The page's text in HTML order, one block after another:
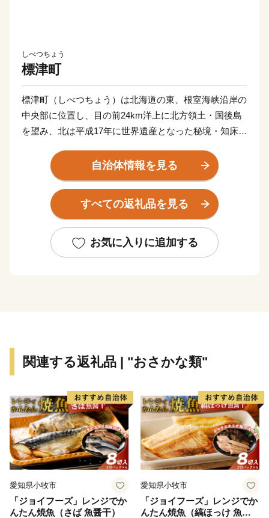
しべつちょう
標津町
標津町（しべつちょう）は北海道の東、根室海峡沿岸の
中央部に位置し、目の前24km洋上に北方領土・国後島
を望み、北は平成17年に世界遺産となった秘境・知床半
による登録湿地となった原生花園と野鳥の宝庫・野付半
島に囲まれ、知床連山の裾野に広がる平野部には大酪農
郷が形成されるなど、風光明媚な地です。町の面積は
624.69平方キロメートル、地形は釧路湿原から広がる根
並みなど海、山、川、平野の多様な地勢を有し、北海道
らしい雄大で豊かな自然環境のもと、国内屈指の漁獲を
自治体情報を見る
すべての返礼品を見る
お気に入りに追加する
関連する返礼品 | "おさかな類"
愛知県小牧市
「ジョイフーズ」レンジでか
んたん焼魚（さば 魚醤干）
愛知県小牧市
「ジョイフーズ」レンジでか
んたん焼魚（縞ほっけ 魚醤